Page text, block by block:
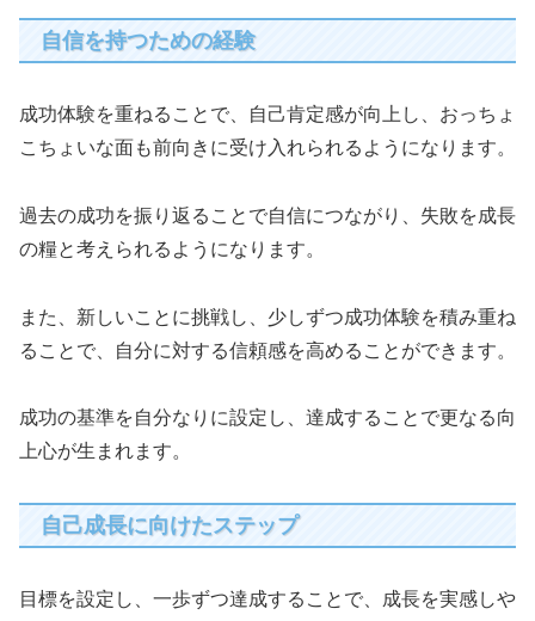
自信を持つための経験
成功体験を重ねることで、自己肯定感が向上し、おっちょ
こちょいな面も前向きに受け入れられるようになります。
過去の成功を振り返ることで自信につながり、失敗を成長
の糧と考えられるようになります。
また、新しいことに挑戦し、少しずつ成功体験を積み重ね
ることで、自分に対する信頼感を高めることができます。
成功の基準を自分なりに設定し、達成することで更なる向
上心が生まれます。
自己成長に向けたステップ
目標を設定し、一歩ずつ達成することで、成長を実感しや